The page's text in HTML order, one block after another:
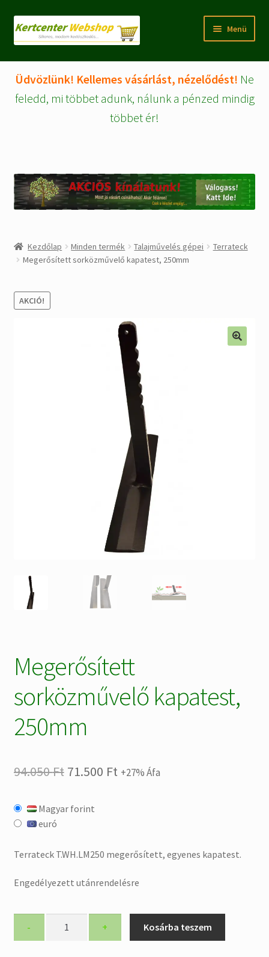
Ugrás
Kilépés
Menü
Rólunk
Fiókom/regisztráció
Kosár
menu
Kezdőlap
Üdvözlünk! Kellemes vásárlást, nézelődést! Ne
feledd, mi többet adunk, nálunk a pénzed mindig
többet ér!
Kezdőlap Minden termék Talajművelés gépei
Terrateck
Megerősített sorközművelő kapatest, 250mm
AKCIÓ!
Megerősített
sorközművelő kapatest,
250mm
94.050Ft Original
was:
71.500 FtCurrent
+27% Áfa
Magyar forint
euró
Terrateck T.WH.LM250 megerősített, egyenes kapatest.
Engedélyezett utánrendelésre
- + Kosárba teszem